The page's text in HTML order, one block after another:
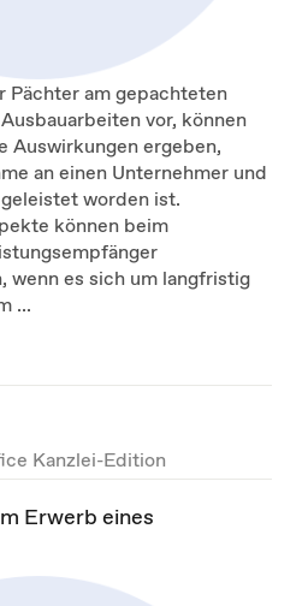
am gepachteten
vor, können
Auswirkungen ergeben,
an einen Unternehmer und
worden ist.
können beim
wenn es sich um langfristig
...
Kanzlei-Edition
Erwerb eines